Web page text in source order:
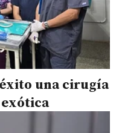
una cirugía